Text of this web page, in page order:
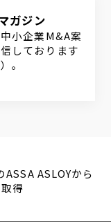
ガジン
小企業M&A案
しております
。
ASLOYから
得